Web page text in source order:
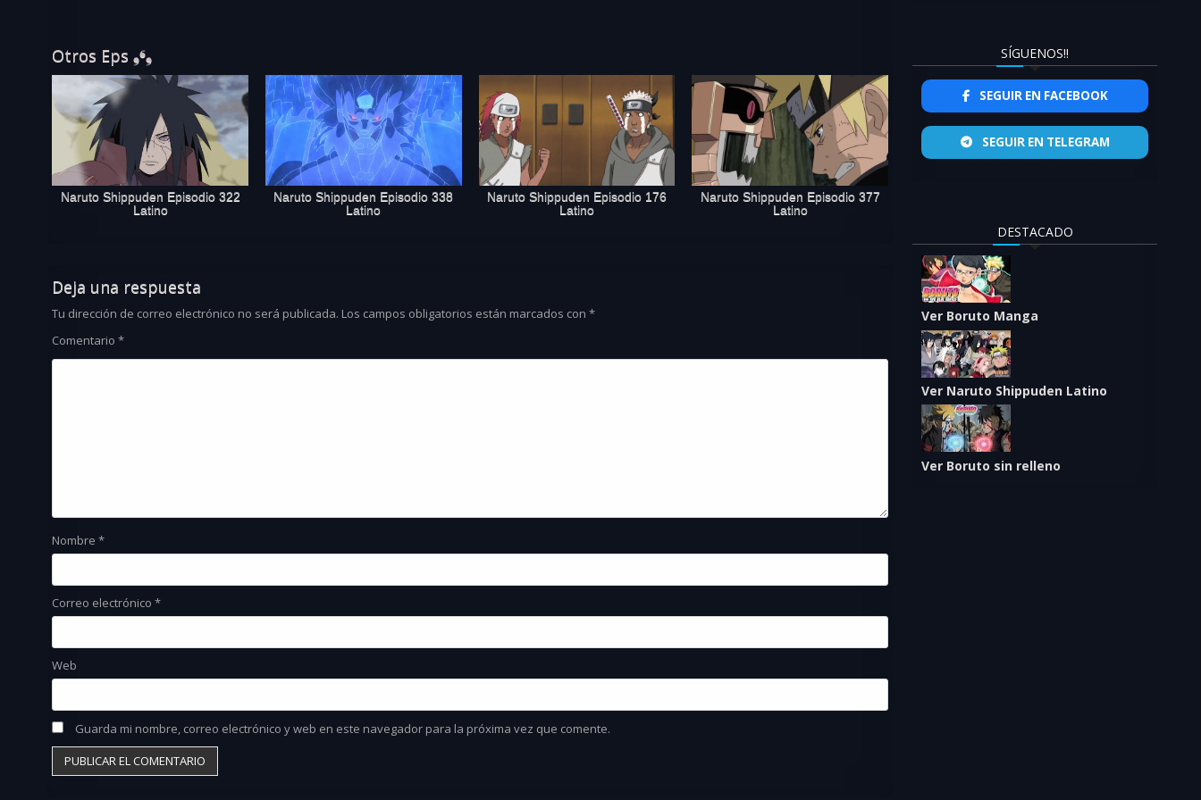
Otros Eps ❟❛❟
Naruto Shippuden Episodio 322
Latino
Naruto Shippuden Episodio 338
Latino
Naruto Shippuden Episodio 176
Latino
Naruto Shippuden Episodio 377
Latino
Deja una respuesta
Tu dirección de correo electrónico no será publicada. Los campos obligatorios están marcados con*
Comentario*
Nombre*
Correo electrónico*
Web
Guarda mi nombre, correo electrónico y web en este navegador para la próxima vez que comente.
SÍGUENOS!!
SEGUIR EN FACEBOOK
SEGUIR EN TELEGRAM
DESTACADO
Ver Boruto Manga
Ver Naruto Shippuden Latino
Ver Boruto sin relleno